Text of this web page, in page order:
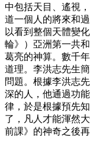
中包括天目、遙視
道一個人的將來和
以看到整個天體變
輪》）亞洲第一共
葛亮的神算。數千
道理。李洪志先生
問題。根據李洪志
深的人，他通過功
律，於是根據預先
了，凡人才能渾然
前課》的神奇之後